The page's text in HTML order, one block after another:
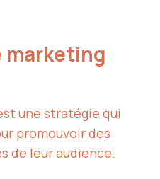
marketing
une stratégie qui
promouvoir des
de leur audience.